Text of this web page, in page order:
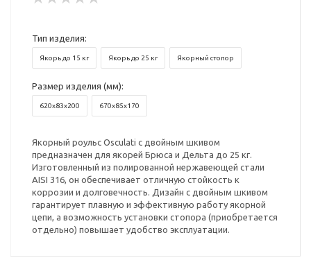
Тип изделия:
Якорь до 15 кг Якорь до 25 кг Якорный стопор
Размер изделия (мм):
620x83x200 670x85x170
Якорный роульс Osculati с двойным шкивом
предназначен для якорей Брюса и Дельта до 25 кг.
Изготовленный из полированной нержавеющей стали
AISI 316, он обеспечивает отличную стойкость к
коррозии и долговечность. Дизайн с двойным шкивом
гарантирует плавную и эффективную работу якорной
цепи, а возможность установки стопора (приобретается
отдельно) повышает удобство эксплуатации.